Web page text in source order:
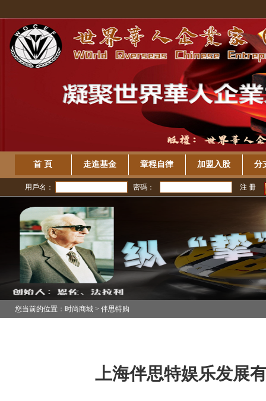
首 頁 走進基金 章程自律 加盟入股 分
用戶名： 密碼： 注 冊
您当前的位置：时尚商城 > 伴思特购
上海伴思特娱乐发展